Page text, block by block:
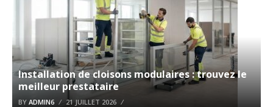
Installation de cloisons modulaires : trouvez le
meilleur prestataire
BY ADMIN6 21 JUILLET 2026